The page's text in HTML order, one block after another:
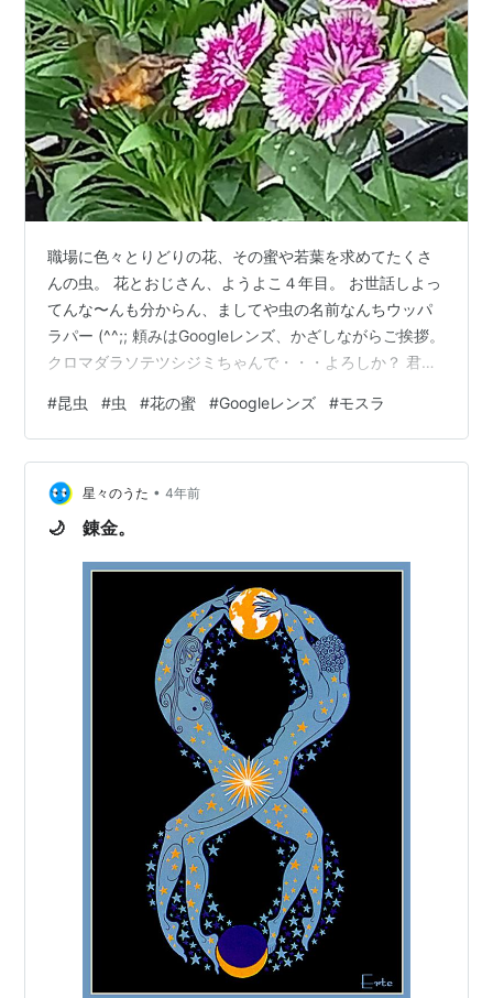
職場に色々とりどりの花、その蜜や若葉を求めてたくさ
んの虫。 花とおじさん、ようよこ４年目。 お世話しよっ
てんな〜んも分からん、ましてや虫の名前なんちウッパ
ラパー (^^;; 頼みはGoogleレンズ、かざしながらご挨拶。
クロマダラソテツシジミちゃんで・・・よろしか？ 君
たい。 今年の夏は、無茶苦茶暑かった。 一転、急に涼し
くなり朝晩さみぃ。 なん、こん寒暖差。 人間もよう耐え
きれんのに、虫たち大変だったろうね。 朝の見回り、あ
ちこちに亡骸。 葉っぱの上にそっと移動させ、最後の晴
れ姿を記録。 凛々しいお姿、これまでお疲れ様でした。
#昆虫 #虫 #花の蜜 #Googleレンズ #モスラ
星々のうた • 4年前
🌙 錬金。